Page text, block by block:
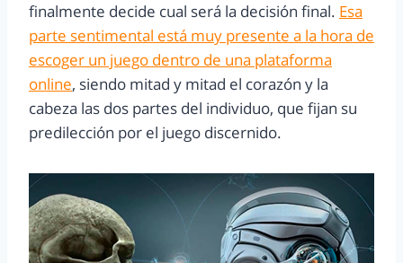
finalmente decide cual será la decisión final. Esa
parte sentimental está muy presente a la hora de
escoger un juego dentro de una plataforma
online, siendo mitad y mitad el corazón y la
cabeza las dos partes del individuo, que fijan su
predilección por el juego discernido.